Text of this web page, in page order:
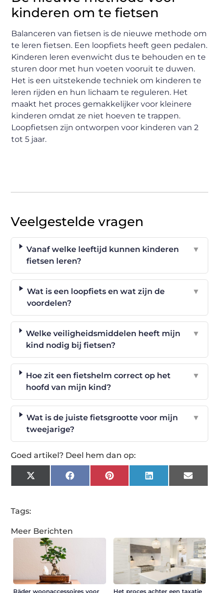
kinderen om te fietsen
Balanceren van fietsen is de nieuwe methode om
te leren fietsen. Een loopfiets heeft geen pedalen.
Kinderen leren evenwicht dus te behouden en te
sturen door met hun voeten vooruit te duwen.
Het is een uitstekende techniek om kinderen te
leren rijden en hun lichaam te reguleren. Het
maakt het proces gemakkelijker voor kleinere
kinderen omdat ze niet hoeven te trappen.
Loopfietsen zijn ontworpen voor kinderen van 2
tot 5 jaar.
Veelgestelde vragen
Vanaf welke leeftijd kunnen kinderen
fietsen leren?
▼
Wat is een loopfiets en wat zijn de
voordelen?
▼
Welke veiligheidsmiddelen heeft mijn
kind nodig bij fietsen?
▼
Hoe zit een fietshelm correct op het
hoofd van mijn kind?
▼
Wat is de juiste fietsgrootte voor mijn
tweejarige?
▼
Goed artikel? Deel hem dan op:
X
(Twitter)
FacebookPinterestLinkedIn Email
Tags:
Meer Berichten
Räder woonaccessoires voor
Het proces achter een taxatie